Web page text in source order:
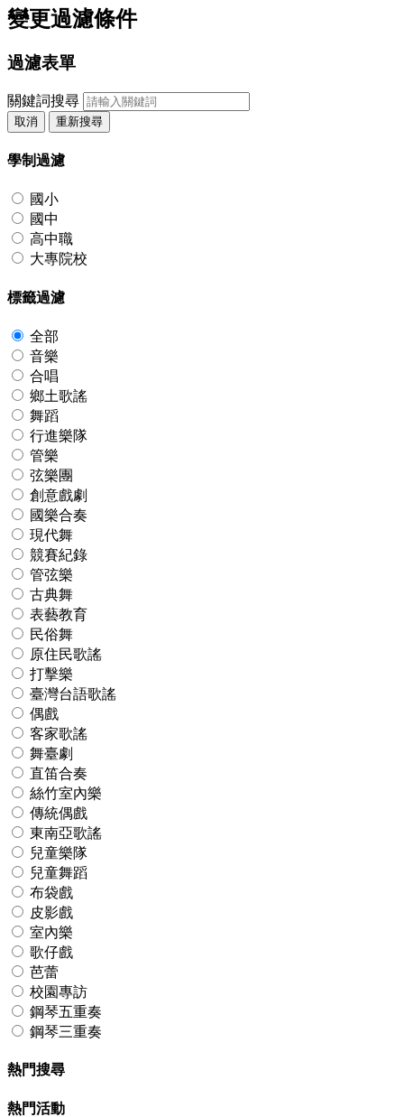
變更過濾條件
過濾表單
關鍵詞搜尋
取消 重新搜尋
學制過濾
國小
國中
高中職
大專院校
標籤過濾
全部
音樂
合唱
鄉土歌謠
舞蹈
行進樂隊
管樂
弦樂團
創意戲劇
國樂合奏
現代舞
競賽紀錄
管弦樂
古典舞
表藝教育
民俗舞
原住民歌謠
打擊樂
臺灣台語歌謠
偶戲
客家歌謠
舞臺劇
直笛合奏
絲竹室內樂
傳統偶戲
東南亞歌謠
兒童樂隊
兒童舞蹈
布袋戲
皮影戲
室內樂
歌仔戲
芭蕾
校園專訪
鋼琴五重奏
鋼琴三重奏
熱門搜尋
熱門活動